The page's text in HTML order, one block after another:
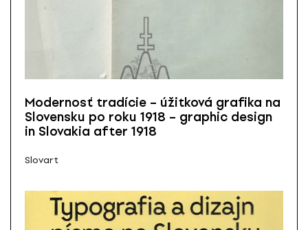
Modernosť tradície – úžitková grafika na
Slovensku po roku 1918 – graphic design
in Slovakia after 1918
Slovart